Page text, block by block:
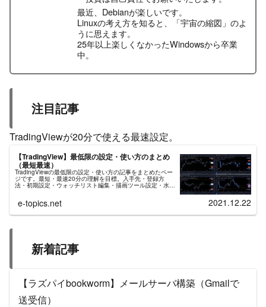
最近、Debianが楽しいです。
Linuxの考え方を知ると、「宇宙の縮図」のよ
うに思えます。
25年以上楽しくなかったWindowsから卒業
中。
注目記事
TradingViewが20分で使える最速設定。
【TradingView】最低限の設定・使い方のまとめ
（最短最速）
TradingViewの最低限の設定・使い方の記事をまとめたペー
ジです。最短・最速20分の理解を目標。入手先・登録方
法・初期設定・ウォッチリスト編集・描画ツール設定・水平
e-topics.net 2021.12.22
新着記事
【ラズパイbookworm】メールサーバ構築（Gmailで
送受信）